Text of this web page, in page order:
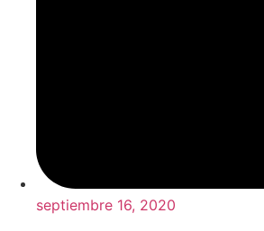
septiembre 16, 2020